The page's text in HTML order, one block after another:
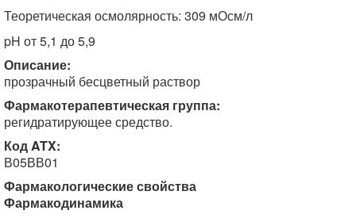
Теоретическая осмолярность: 309 мОсм/л
pH от 5,1 до 5,9
Описание:
прозрачный бесцветный раствор
Фармакотерапевтическая группа:
регидратирующее средство.
Код ATX:
В05ВВ01
Фармакологические свойства
Фармакодинамика